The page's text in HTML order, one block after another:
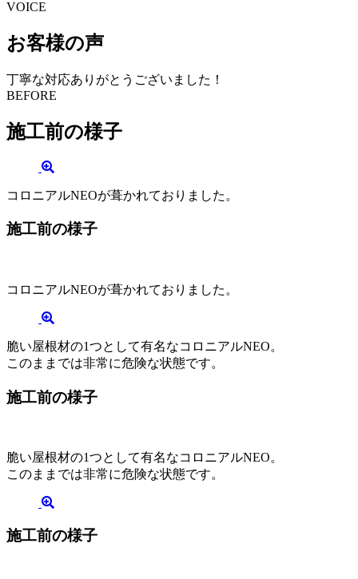
VOICE
お客様の声
丁寧な対応ありがとうございました！
BEFORE
施工前の様子
コロニアルNEOが葺かれておりました。
施工前の様子
コロニアルNEOが葺かれておりました。
脆い屋根材の1つとして有名なコロニアルNEO。
このままでは非常に危険な状態です。
施工前の様子
脆い屋根材の1つとして有名なコロニアルNEO。
このままでは非常に危険な状態です。
施工前の様子